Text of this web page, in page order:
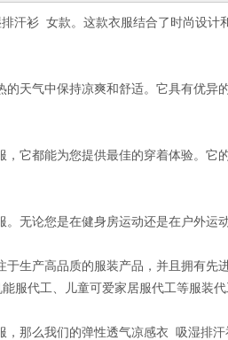
汗衫 女款。这款衣服结合了时尚设计
天气中保持凉爽和舒适。它具有优异
它都能为您提供最佳的穿着体验。它
无论您是在健身房运动还是在户外运
生产高品质的服装产品，并且拥有先
服代工、儿童可爱家居服代工等服装代
，那么我们的弹性透气凉感衣 吸湿排